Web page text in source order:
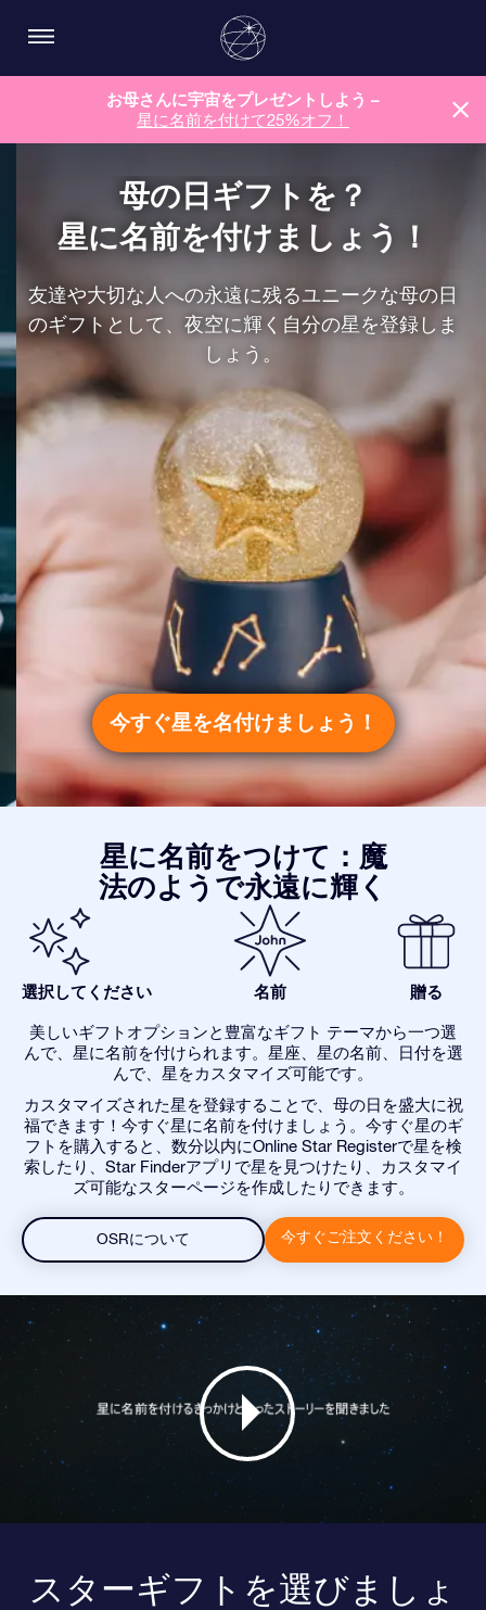
お母さんに宇宙をプレゼントしよう –
星に名前を付けて25%オフ！
母の日ギフトを？
星に名前を付けましょう！
友達や大切な人への永遠に残るユニークな母の日
のギフトとして、夜空に輝く自分の星を登録しま
しょう。
今すぐ星を名付けましょう！
星に名前をつけて：魔
法のようで永遠に輝く
選択してください 名前 贈る
美しいギフトオプションと豊富なギフト テーマから一つ選
んで、星に名前を付けられます。星座、星の名前、日付を選
んで、星をカスタマイズ可能です。
カスタマイズされた星を登録することで、母の日を盛大に祝
福できます！今すぐ星に名前を付けましょう。今すぐ星のギ
フトを購入すると、数分以内にOnline Star Registerで星を検
索したり、Star Finderアプリで星を見つけたり、カスタマイ
ズ可能なスターページを作成したりできます。
OSRについて 今すぐご注文ください！
スターギフトを選びましょ